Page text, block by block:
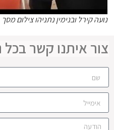
נועה קירל ובנימין נתניהו צילום מסך
צור איתנו קשר בכל